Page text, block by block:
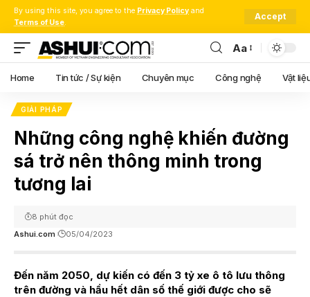
By using this site, you agree to the Privacy Policy and
Terms of Use.
Accept
Font
Resizer
Aa
Home Tin tức / Sự kiện Chuyên mục Công nghệ Vật
GIẢI PHÁP
Những công nghệ khiến đường
sá trở nên thông minh trong
tương lai
Ashui.com 05/04/2023
8 phút đọc
Đến năm 2050, dự kiến có đến 3 tỷ xe ô tô lưu thông
trên đường và hầu hết dân số thế giới được cho sẽ